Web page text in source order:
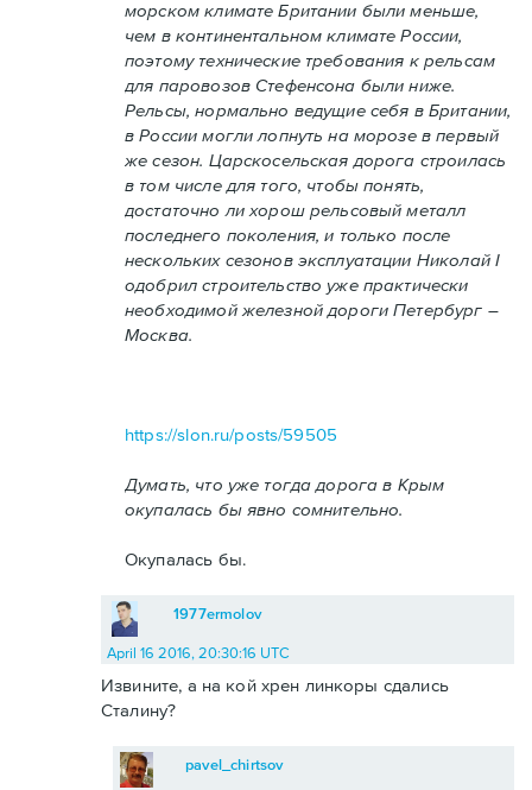
морском климате Британии были меньше,
чем в континентальном климате России,
поэтому технические требования к рельсам
для паровозов Стефенсона были ниже.
Рельсы, нормально ведущие себя в Британии,
в России могли лопнуть на морозе в первый
же сезон. Царскосельская дорога строилась
в том числе для того, чтобы понять,
достаточно ли хорош рельсовый металл
последнего поколения, и только после
нескольких сезонов эксплуатации Николай I
одобрил строительство уже практически
необходимой железной дороги Петербург –
Москва.
https://slon.ru/posts/59505
Думать, что уже тогда дорога в Крым
окупалась бы явно сомнительно.
Окупалась бы.
1977ermolov
April 16 2016, 20:30:16 UTC
Извините, а на кой хрен линкоры сдались
Сталину?
pavel_chirtsov